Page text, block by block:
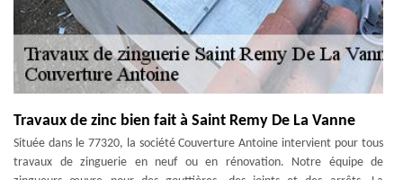
Travaux de zinc bien fait à Saint Remy De La Vanne
Située dans le 77320, la société Couverture Antoine intervient pour tous
travaux de zinguerie en neuf ou en rénovation. Notre équipe de